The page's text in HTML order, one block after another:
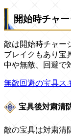
開始時チャ
敵は開始時チャー
ブレイクもあり宝
中や無敵、回避で
無敵回避の宝具ス
宝具後対粛清
敵の宝具は対粛清